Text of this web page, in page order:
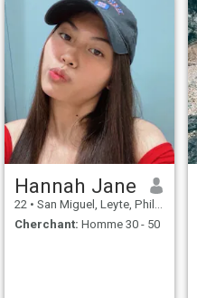
Hannah Jane
22 • San Miguel, Leyte, Philippines
Cherchant: Homme 30 - 50